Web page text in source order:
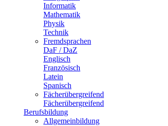
Informatik
Mathematik
Physik
Technik
Fremdsprachen
DaF / DaZ
Englisch
Französisch
Latein
Spanisch
Fächerübergreifend
Fächerübergreifend
Berufsbildung
Allgemeinbildung